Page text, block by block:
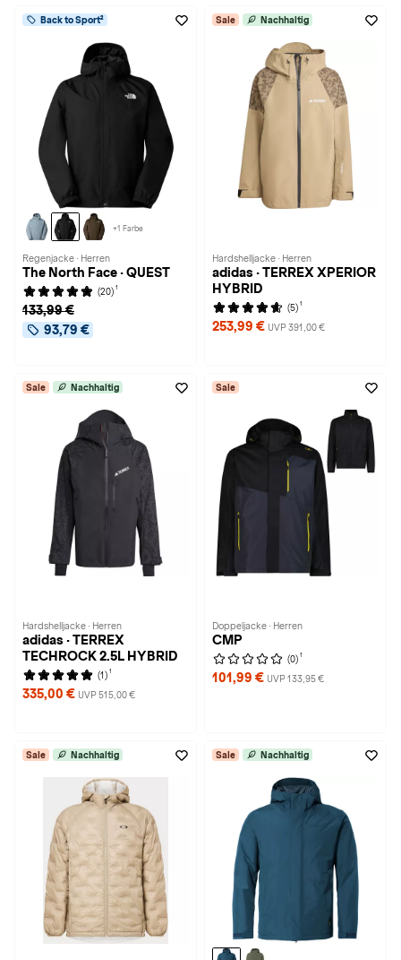
Back to Sport²
+1 Farbe
Regenjacke · Herren
The North Face · QUEST
(20) 1
133,99 €
93,79 €
Sale Nachhaltig
Hardshelljacke · Herren
adidas · TERREX XPERIOR
HYBRID
(5) 1
253,99 € UVP 391,00 €
Sale Nachhaltig
Hardshelljacke · Herren
adidas · TERREX
TECHROCK 2.5L HYBRID
(1) 1
335,00 € UVP 515,00 €
Sale
Doppeljacke · Herren
CMP
(0) 1
101,99 € UVP 133,95 €
Sale Nachhaltig Sale Nachhaltig